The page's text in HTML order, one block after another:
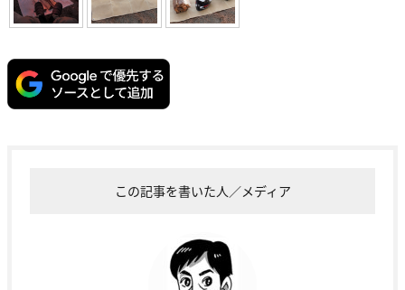
この記事を書いた人／メディア